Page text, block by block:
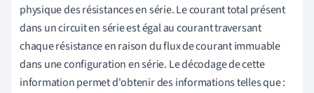
physique des résistances en série. Le courant total présent
dans un circuit en série est égal au courant traversant
chaque résistance en raison du flux de courant immuable
dans une configuration en série. Le décodage de cette
information permet d'obtenir des informations telles que :